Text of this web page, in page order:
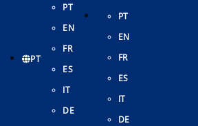
PT
PT
EN
FR
ES
IT
DE
PT
EN
FR
ES
IT
DE